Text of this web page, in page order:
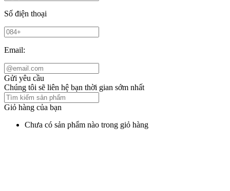
Số điện thoại
Email:
Gửi yêu cầu
Chúng tôi sẽ liên hệ bạn thời gian sớm nhất
Giỏ hàng của bạn
Chưa có sản phẩm nào trong giỏ hàng